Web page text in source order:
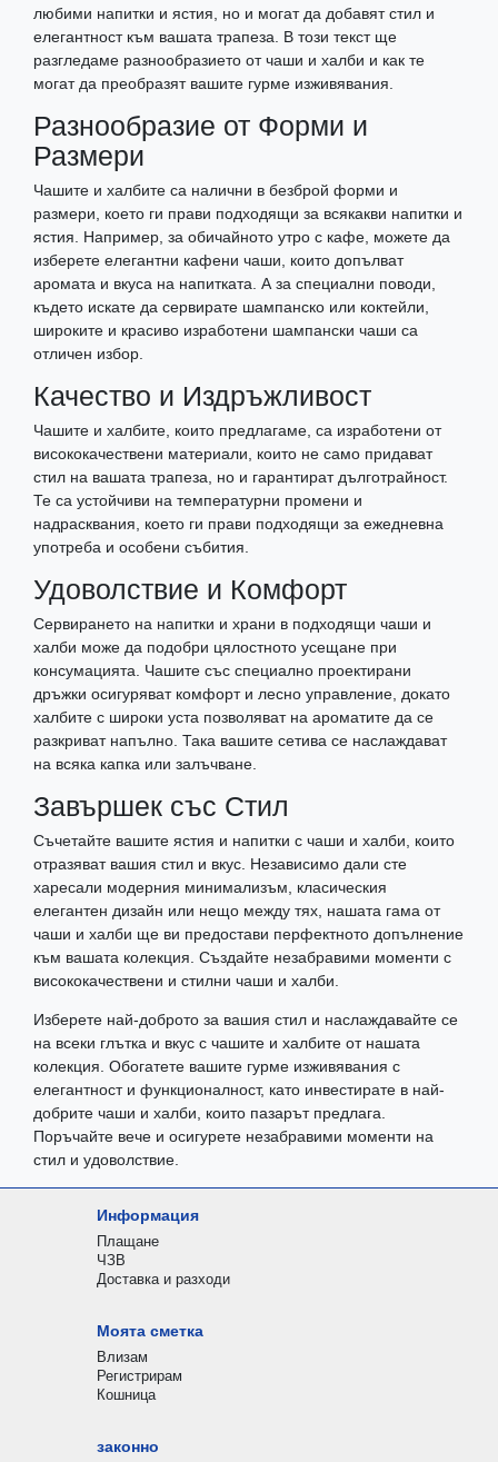
любими напитки и ястия, но и могат да добавят стил и
елегантност към вашата трапеза. В този текст ще
разгледаме разнообразието от чаши и халби и как те
могат да преобразят вашите гурме изживявания.
Разнообразие от Форми и
Размери
Чашите и халбите са налични в безброй форми и
размери, което ги прави подходящи за всякакви напитки и
ястия. Например, за обичайното утро с кафе, можете да
изберете елегантни кафени чаши, които допълват
аромата и вкуса на напитката. А за специални поводи,
където искате да сервирате шампанско или коктейли,
широките и красиво изработени шампански чаши са
отличен избор.
Качество и Издръжливост
Чашите и халбите, които предлагаме, са изработени от
висококачествени материали, които не само придават
стил на вашата трапеза, но и гарантират дълготрайност.
Те са устойчиви на температурни промени и
надрасквания, което ги прави подходящи за ежедневна
употреба и особени събития.
Удоволствие и Комфорт
Сервирането на напитки и храни в подходящи чаши и
халби може да подобри цялостното усещане при
консумацията. Чашите със специално проектирани
дръжки осигуряват комфорт и лесно управление, докато
халбите с широки уста позволяват на ароматите да се
разкриват напълно. Така вашите сетива се наслаждават
на всяка капка или залъчване.
Завършек със Стил
Съчетайте вашите ястия и напитки с чаши и халби, които
отразяват вашия стил и вкус. Независимо дали сте
харесали модерния минимализъм, класическия
елегантен дизайн или нещо между тях, нашата гама от
чаши и халби ще ви предостави перфектното допълнение
към вашата колекция. Създайте незабравими моменти с
висококачествени и стилни чаши и халби.
Изберете най-доброто за вашия стил и наслаждавайте се
на всеки глътка и вкус с чашите и халбите от нашата
колекция. Обогатете вашите гурме изживявания с
елегантност и функционалност, като инвестирате в най-
добрите чаши и халби, които пазарът предлага.
Поръчайте вече и осигурете незабравими моменти на
стил и удоволствие.
Информация
Плащане
ЧЗВ
Доставка и разходи
Моята сметка
Влизам
Регистрирам
Кошница
законно